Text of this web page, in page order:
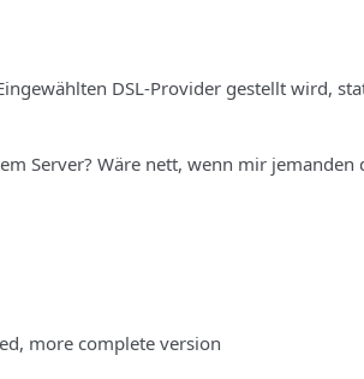
DSL-Provider gestellt wird,
Server? Wäre nett, wenn mir jemanden
more complete version